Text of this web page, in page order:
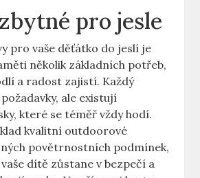
pro jesle
pro vaše děťátko do jeslí je
několik základních potřeb,
a radost zajistí. Každý
ale existují
které se téměř vždy hodí.
kvalitní outdoorové
povětrnostních podmínek,
dítě zůstane v bezpečí a